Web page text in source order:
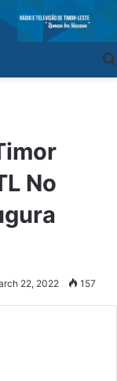
No
22, 2022 157